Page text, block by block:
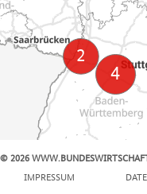
© 2026
IMPRESSUM